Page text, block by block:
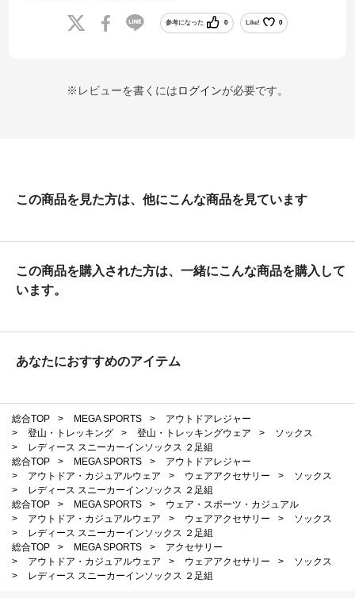
参考になった 0 Like! 0
※レビューを書くにはログインが必要です。
この商品を見た方は、他にこんな商品を見ています
この商品を購入された方は、一緒にこんな商品を購入して
います。
あなたにおすすめのアイテム
総合TOP > MEGA SPORTS >
アウトドアレジャー
>
登山・トレッキング > 登山・トレッキングウェア >
ソックス
>
レディース スニーカーインソックス ２足組
総合TOP
> MEGA SPORTS >
アウトドアレジャー
>
アウトドア・カジュアルウェア > ウェアアクセサリー >
ソックス
>
レディース スニーカーインソックス ２足組
総合TOP
> MEGA SPORTS >
ウェア・スポーツ・カジュアル
>
アウトドア・カジュアルウェア > ウェアアクセサリー >
ソックス
>
レディース スニーカーインソックス ２足組
総合TOP
> MEGA SPORTS >
アクセサリー
>
アウトドア・カジュアルウェア > ウェアアクセサリー >
ソックス
>
レディース スニーカーインソックス ２足組